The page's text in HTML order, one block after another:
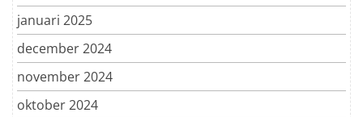
januari 2025
december 2024
november 2024
oktober 2024